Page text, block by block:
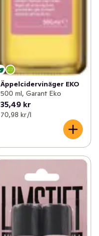
Äppelcidervinäger EKO
500 ml, Garant Eko
35,49 kr
70,98 kr /l